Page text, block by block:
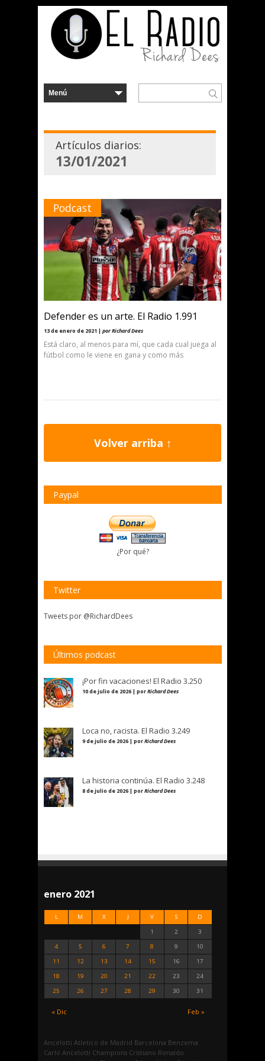
Artículos diarios:
13/01/2021
Podcast
Defender es un arte. El Radio 1.991
13 de enero de 2021 | por Richard Dees
Está claro, al menos para mí, que cada cual juega al
fútbol como le viene en gana y como más
Volver arriba ↑
Paypal
¿Por qué?
Twitter
Tweets por @RichardDees
Últimos podcast
¡Por fin vacaciones! El Radio 3.250
10 de julio de 2026 | porRichard Dees
Loca no, racista. El Radio 3.249
9 de julio de 2026 | porRichard Dees
La historia continúa. El Radio 3.248
8 de julio de 2026 | porRichard Dees
enero 2021
L M X J V S D
« Dic Feb »
1 2
3
4
5 6 7 8 9
10
11
12 13 14 15 16
17
18
19 20 21 22 23
24
25
26 27 28 29 30 31
Ancelotti Atletico de Madrid Barcelona Benzema
Carlo Ancelotti Champions Cristiano Ronaldo